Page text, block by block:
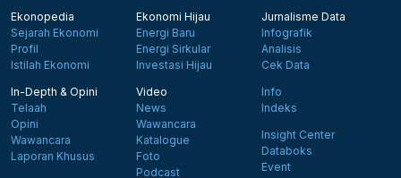
Ekonopedia
Sejarah Ekonomi
Profil
Istilah Ekonomi
Ekonomi Hijau
Energi Baru
Energi Sirkular
Investasi Hijau
Jurnalisme Data
Infografik
Analisis
Cek Data
In-Depth & Opini
Telaah
Opini
Wawancara
Laporan Khusus
Video
News
Wawancara
Katalogue
Foto
Podcast
Info
Indeks
Insight Center
Databoks
Event